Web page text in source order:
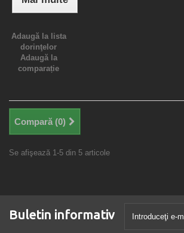
Adaugă la lista
dorinţelor
Adaugă la
comparație
Compară (0)
Se afişează 1-5 din 5 articole
Buletin informativ